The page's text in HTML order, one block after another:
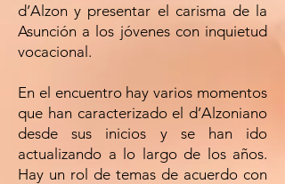
d’Alzon y presentar el carisma de la
Asunción a los jóvenes con inquietud
vocacional.
En el encuentro hay varios momentos
que han caracterizado el d’Alzoniano
desde sus inicios y se han ido
actualizando a lo largo de los años.
Hay un rol de temas de acuerdo con